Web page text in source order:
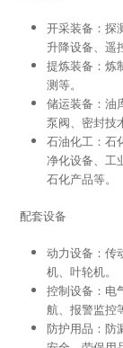
开采装备：探
升降设备、遥
提炼装备：炼
测等。
储运装备：油
泵阀、密封技
石油化工：石
净化设备、工
石化产品等。
配套设备
动力设备：传
机、叶轮机。
控制设备：电
航、报警监控
防护用品：防